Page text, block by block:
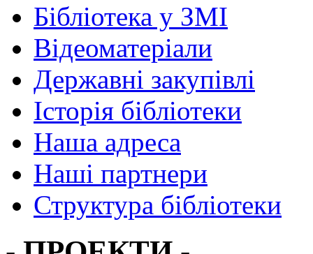
Бібліотека у ЗМІ
Відеоматеріали
Державні закупівлі
Історія бібліотеки
Наша адреса
Наші партнери
Структура бібліотеки